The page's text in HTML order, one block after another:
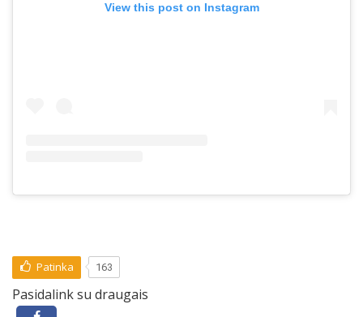
View this post on Instagram
Patinka 163
Pasidalink su draugais